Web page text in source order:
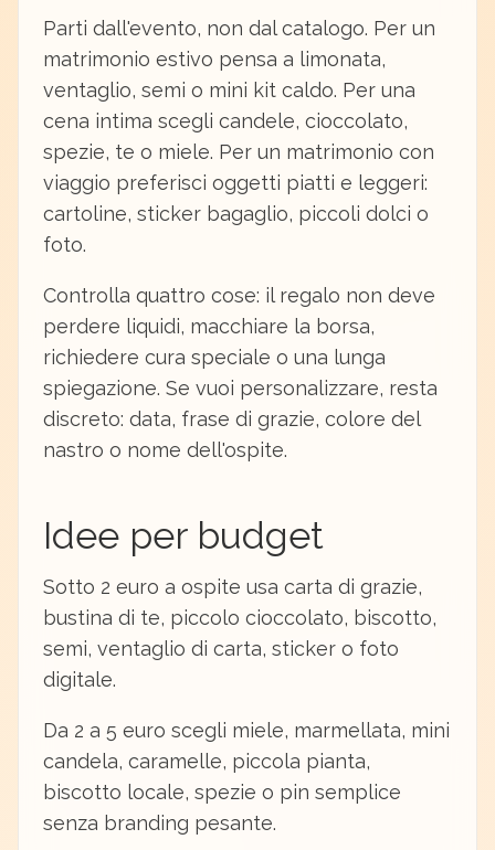
Parti dall'evento, non dal catalogo. Per un
matrimonio estivo pensa a limonata,
ventaglio, semi o mini kit caldo. Per una
cena intima scegli candele, cioccolato,
spezie, te o miele. Per un matrimonio con
viaggio preferisci oggetti piatti e leggeri:
cartoline, sticker bagaglio, piccoli dolci o
foto.
Controlla quattro cose: il regalo non deve
perdere liquidi, macchiare la borsa,
richiedere cura speciale o una lunga
spiegazione. Se vuoi personalizzare, resta
discreto: data, frase di grazie, colore del
nastro o nome dell'ospite.
Idee per budget
Sotto 2 euro a ospite usa carta di grazie,
bustina di te, piccolo cioccolato, biscotto,
semi, ventaglio di carta, sticker o foto
digitale.
Da 2 a 5 euro scegli miele, marmellata, mini
candela, caramelle, piccola pianta,
biscotto locale, spezie o pin semplice
senza branding pesante.